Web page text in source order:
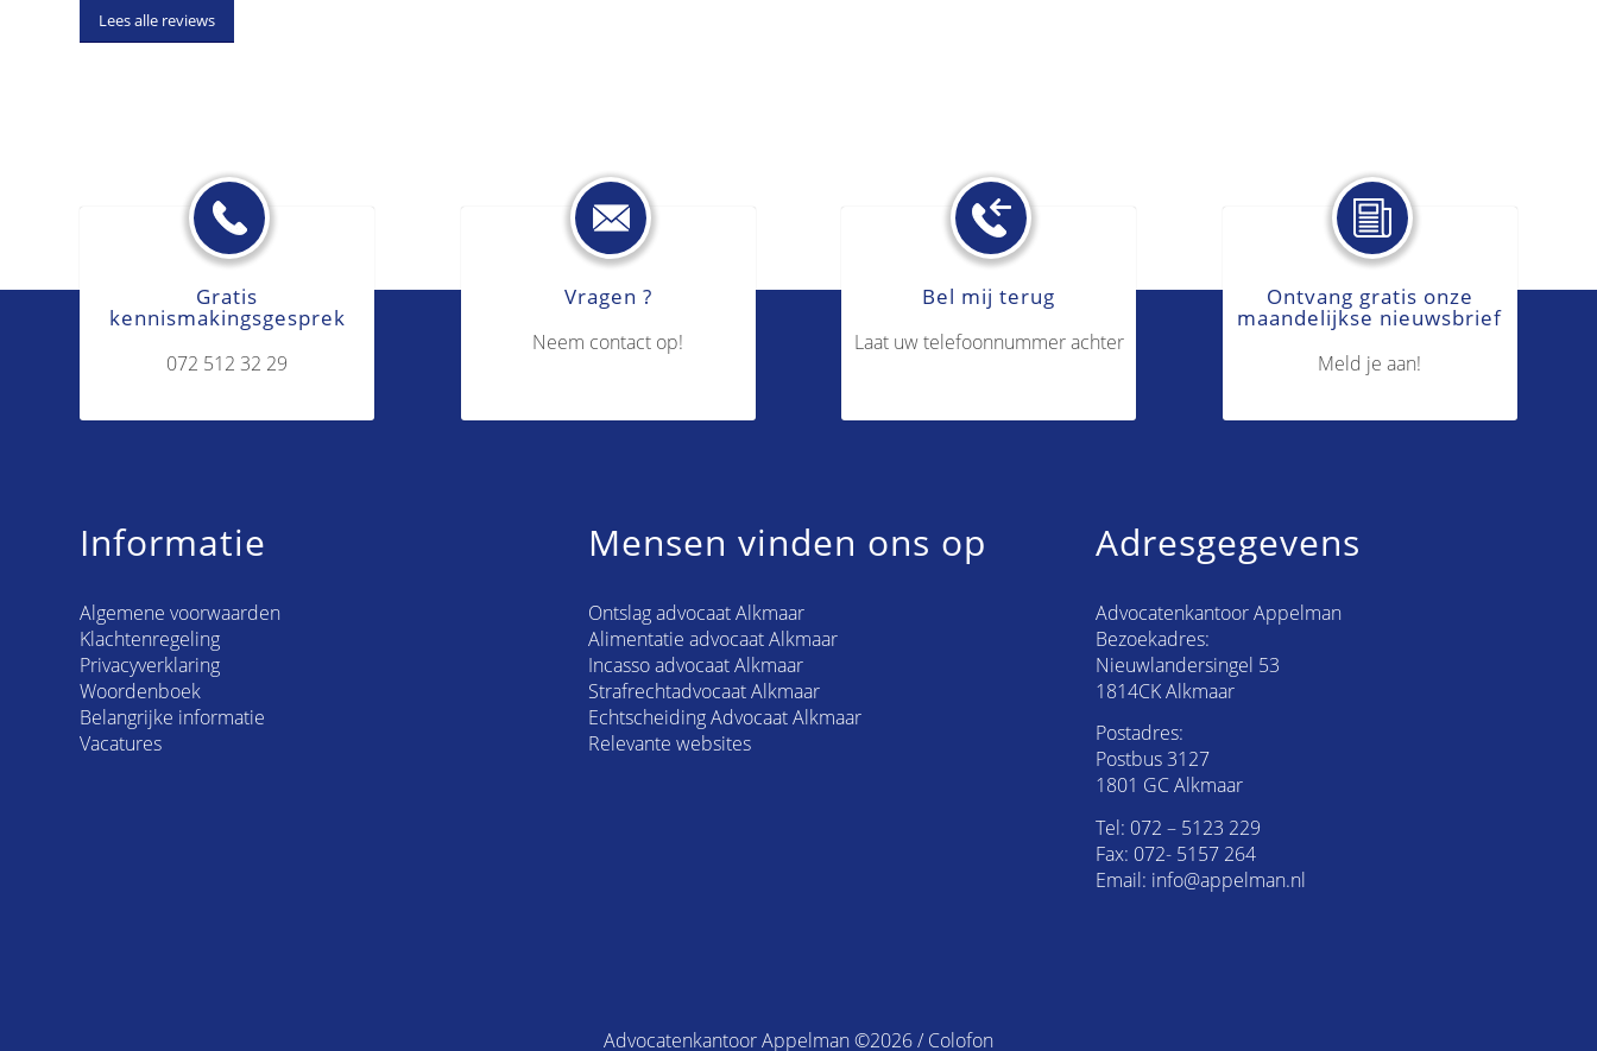
Lees alle reviews
Gratis
kennismakingsgesprek
072 512 32 29
Vragen ?
Neem contact op!
Bel mij terug
Laat uw telefoonnummer achter
Ontvang gratis onze
maandelijkse nieuwsbrief
Meld je aan!
Informatie
Algemene voorwaarden
Klachtenregeling
Privacyverklaring
Woordenboek
Belangrijke informatie
Vacatures
Mensen vinden ons op
Ontslag advocaat Alkmaar
Alimentatie advocaat Alkmaar
Incasso advocaat Alkmaar
Strafrechtadvocaat Alkmaar
Echtscheiding Advocaat Alkmaar
Relevante websites
Adresgegevens
Advocatenkantoor Appelman
Bezoekadres:
Nieuwlandersingel 53
1814CK Alkmaar
Postadres:
Postbus 3127
1801 GC Alkmaar
Tel: 072 – 5123 229
Fax: 072- 5157 264
Email: info@appelman.nl
Advocatenkantoor Appelman ©2026 / Colofon